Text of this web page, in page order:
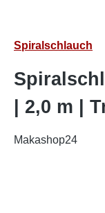
Spiralschlauch
| 2,0 m |
Makashop24